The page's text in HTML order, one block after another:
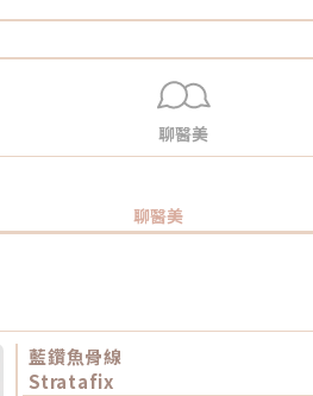
聊醫美
聊醫美
藍鑽魚骨線
Stratafix